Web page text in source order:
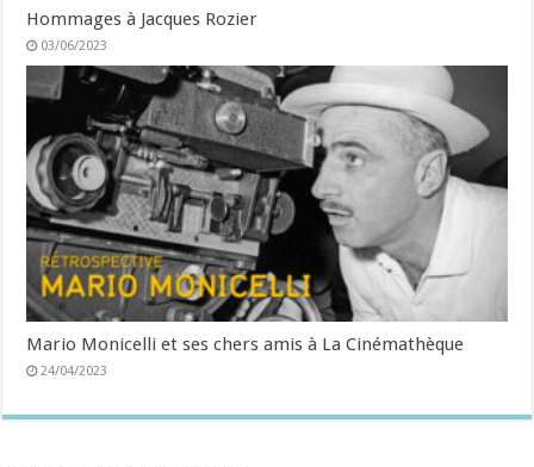
Hommages à Jacques Rozier
03/06/2023
Mario Monicelli et ses chers amis à La Cinémathèque
24/04/2023